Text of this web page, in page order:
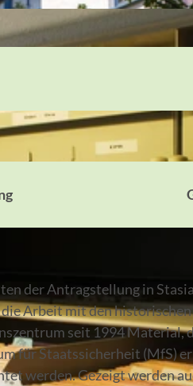
der Antragstellung in
Arbeit mit den
seit 1994 Material,
für Staatssicherheit (MfS)
werden. Gezeigt werden